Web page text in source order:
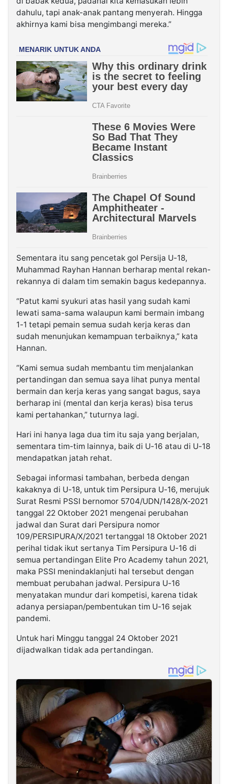
dahulu, tapi anak-anak pantang menyerah. Hingga
akhirnya kami bisa mengimbangi mereka.”
Sementara itu sang pencetak gol Persija U-18,
Muhammad Rayhan Hannan berharap mental rekan-
rekannya di dalam tim semakin bagus kedepannya.
“Patut kami syukuri atas hasil yang sudah kami
lewati sama-sama walaupun kami bermain imbang
1-1 tetapi pemain semua sudah kerja keras dan
sudah menunjukan kemampuan terbaiknya,” kata
Hannan.
“Kami semua sudah membantu tim menjalankan
pertandingan dan semua saya lihat punya mental
bermain dan kerja keras yang sangat bagus, saya
berharap ini (mental dan kerja keras) bisa terus
kami pertahankan,” tuturnya lagi.
Hari ini hanya laga dua tim itu saja yang berjalan,
sementara tim-tim lainnya, baik di U-16 atau di U-18
mendapatkan jatah rehat.
Sebagai informasi tambahan, berbeda dengan
kakaknya di U-18, untuk tim Persipura U-16, merujuk
Surat Resmi PSSI bernomor 5704/UDN/1428/X-2021
tanggal 22 Oktober 2021 mengenai perubahan
jadwal dan Surat dari Persipura nomor
109/PERSIPURA/X/2021 tertanggal 18 Oktober 2021
perihal tidak ikut sertanya Tim Persipura U-16 di
semua pertandingan Elite Pro Academy tahun 2021,
maka PSSI menindaklanjuti hal tersebut dengan
membuat perubahan jadwal. Persipura U-16
menyatakan mundur dari kompetisi, karena tidak
adanya persiapan/pembentukan tim U-16 sejak
pandemi.
Untuk hari Minggu tanggal 24 Oktober 2021
dijadwalkan tidak ada pertandingan.